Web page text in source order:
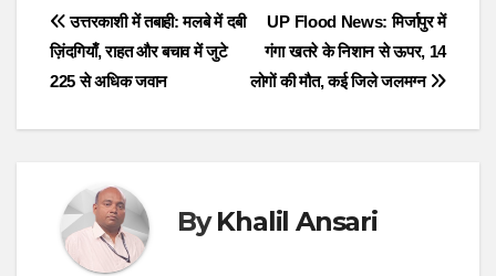
Post
navigation
UP Flood News: मिर्जापुर में
गंगा खतरे के निशान से ऊपर, 14
लोगों की मौत, कई जिले जलमग्न
उत्तरकाशी में तबाही: मलबे में दबी
ज़िंदगियाँ, राहत और बचाव में जुटे
225 से अधिक जवान
ByKhalil Ansari